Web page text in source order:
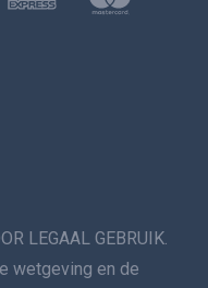
LEGAAL GEBRUIK.
wetgeving en de